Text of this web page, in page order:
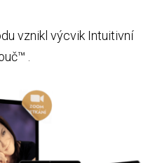
vznikl výcvik Intuitivní
.